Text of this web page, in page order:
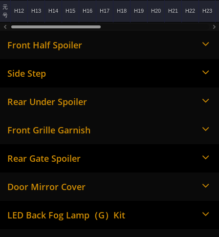
元
号
H12 H13 H14 H15 H16 H17 H18 H19 H20 H21 H22 H23
Front Half Spoiler
Side Step
Rear Under Spoiler
Front Grille Garnish
Rear Gate Spoiler
Door Mirror Cover
LED Back Fog Lamp（G）Kit